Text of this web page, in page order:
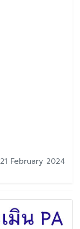
21 February 2024